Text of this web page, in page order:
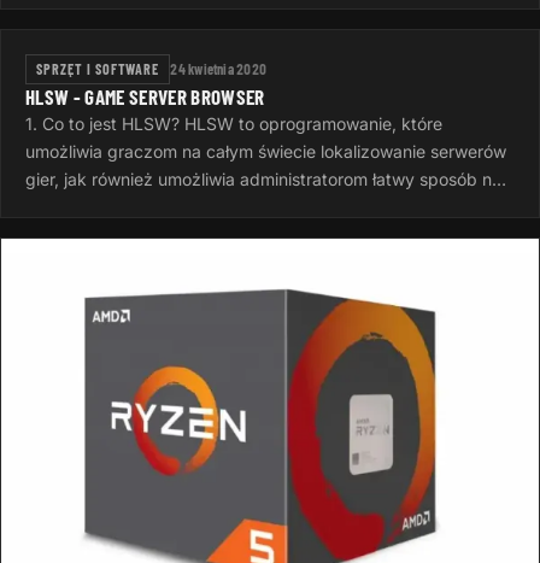
buildów czyli…
SPRZĘT I SOFTWARE 24 kwietnia 2020
HLSW - GAME SERVER BROWSER
1. Co to jest HLSW? HLSW to oprogramowanie, które
umożliwia graczom na całym świecie lokalizowanie serwerów
gier, jak również umożliwia administratorom łatwy sposób na